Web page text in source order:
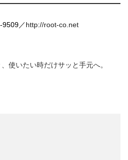
9509／http://root-co.net
使いたい時だけサッと手元へ。